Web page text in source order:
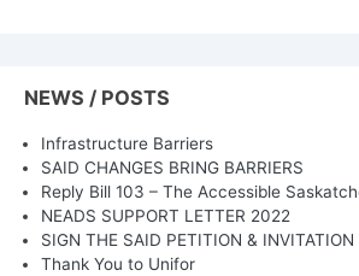
NEWS / POSTS
Infrastructure Barriers
SAID CHANGES BRING BARRIERS
Reply Bill 103 – The Accessible
NEADS SUPPORT LETTER 2022
SIGN THE SAID PETITION &
Thank You to Unifor